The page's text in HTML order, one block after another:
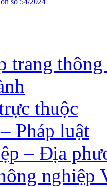
số 54/2024
trang
thuộc
Pháp luật
– Địa
nghiệp